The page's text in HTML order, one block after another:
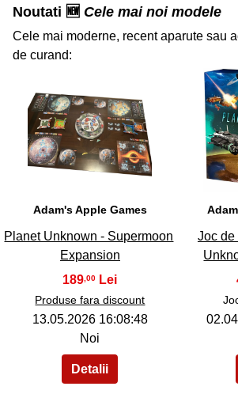
Noutati 🆕 Cele mai noi modele
Cele mai moderne, recent aparute sau
de curand:
35
Adam's Apple Games
Planet Unknown - Supermoon
Expansion
189 ,00
Produse fara discount
13.05.2026 16:08:48
Noi
Joc de